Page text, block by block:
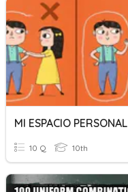
MI ESPACIO PERSONAL
10 Q 10th